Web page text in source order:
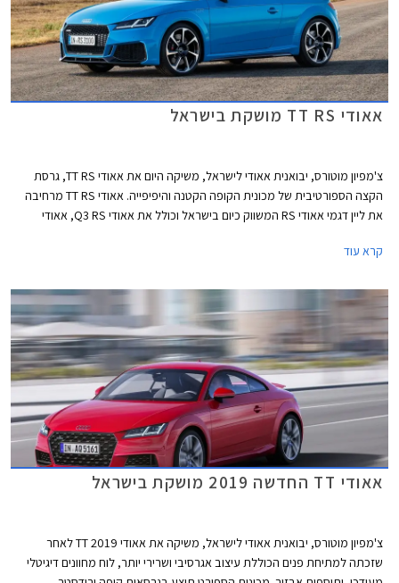
אאודי TT RS מושקת בישראל
צ'מפיון מוטורס, יבואנית אאודי לישראל, משיקה היום את אאודי TT RS, גרסת
הקצה הספורטיבית של מכונית הקופה הקטנה והיפיפייה. אאודי TT RS מרחיבה
את ליין דגמי אאודי RS המשווק כיום בישראל וכולל את אאודי Q3 RS, אאודי
קרא עוד
אאודי TT החדשה 2019 מושקת בישראל
צ'מפיון מוטורס, יבואנית אאודי לישראל, משיקה את אאודי TT 2019 לאחר
שזכתה למתיחת פנים הכוללת עיצוב אגרסיבי ושרירי יותר, לוח מחוונים דיגיטלי